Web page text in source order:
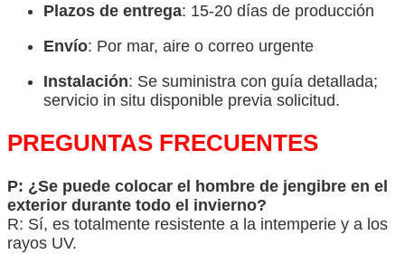
Plazos de entrega: 15-20 días de producción
Envío: Por mar, aire o correo urgente
Instalación: Se suministra con guía detallada;
servicio in situ disponible previa solicitud.
PREGUNTAS FRECUENTES
P: ¿Se puede colocar el hombre de jengibre en el
exterior durante todo el invierno?
R: Sí, es totalmente resistente a la intemperie y a los
rayos UV.